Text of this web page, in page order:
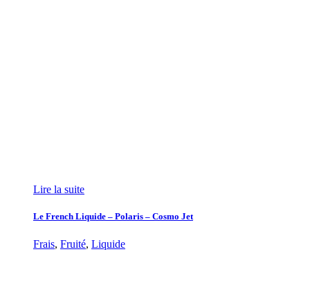
Lire la suite
Le French Liquide – Polaris – Cosmo Jet
Frais, Fruité, Liquide